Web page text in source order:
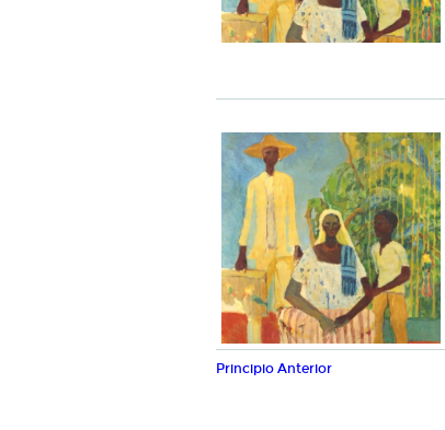
Principio Anterior